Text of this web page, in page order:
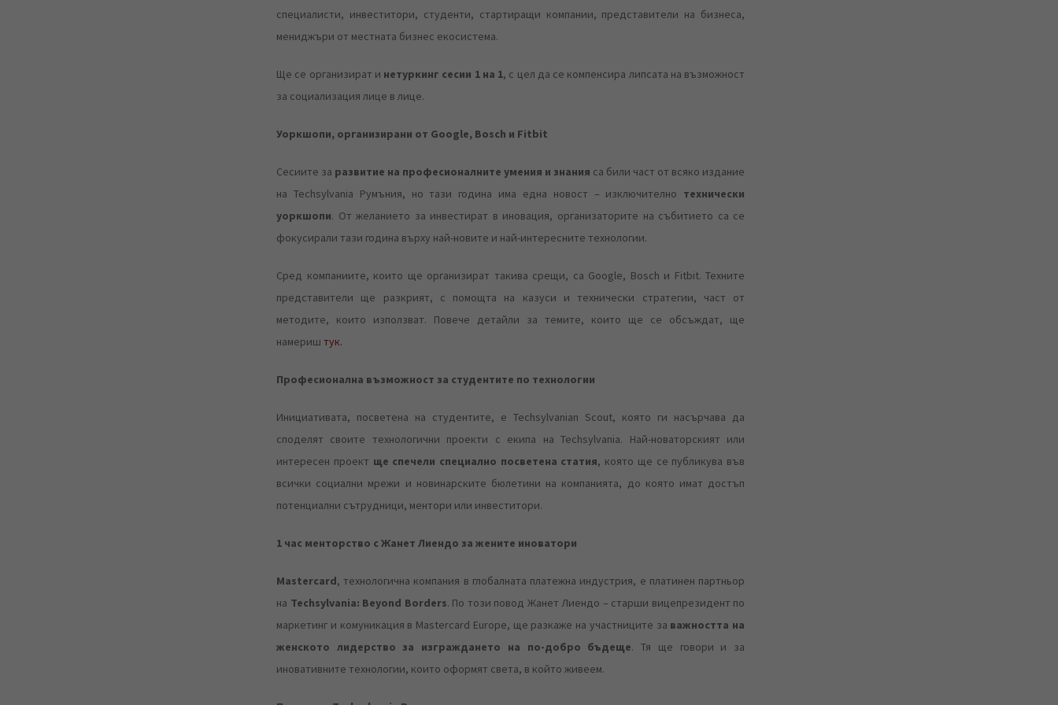
специалисти, инвеститори, студенти, стартиращи компании, представители на бизнеса,
мениджъри от местната бизнес екосистема.
Ще се организират и нетуркинг сесии 1 на 1, с цел да се компенсира липсата на възможност
за социализация лице в лице.
Уоркшопи, организирани от Google, Bosch и Fitbit
Сесиите за развитие на професионалните умения и знания са били част от всяко издание
на Techsylvania Румъния, но тази година има една новост – изключително технически
уоркшопи. От желанието за инвестират в иновация, организаторите на събитието са се
фокусирали тази година върху най-новите и най-интересните технологии.
Сред компаниите, които ще организират такива срещи, са Google, Bosch и Fitbit. Техните
представители ще разкрият, с помощта на казуси и технически стратегии, част от
методите, които използват. Повече детайли за темите, които ще се обсъждат, ще
намериш тук.
Професионална възможност за студентите по технологии
Инициативата, посветена на студентите, е Techsylvanian Scout, която ги насърчава да
споделят своите технологични проекти с екипа на Techsylvania. Най-новаторският или
интересен проект ще спечели специално посветена статия, която ще се публикува във
всички социални мрежи и новинарските бюлетини на компанията, до която имат достъп
потенциални сътрудници, ментори или инвеститори.
1 час менторство с Жанет Лиендо за жените иноватори
Mastercard, технологична компания в глобалната платежна индустрия, е платинен партньор
на Techsylvania: Beyond Borders. По този повод Жанет Лиендо – старши вицепрезидент по
маркетинг и комуникация в Mastercard Europe, ще разкаже на участниците за важността на
женското лидерство за изграждането на по-добро бъдеще. Тя ще говори и за
иновативните технологии, които оформят света, в който живеем.